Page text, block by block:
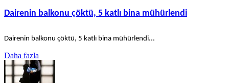
Dairenin balkonu çöktü, 5 katlı bina mühürlendi
Dairenin balkonu çöktü, 5 katlı bina mühürlendi...
Daha fazla